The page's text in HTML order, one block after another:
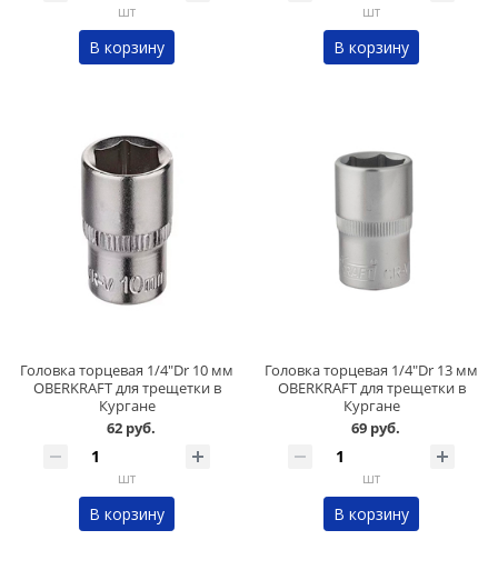
шт
В корзину
шт
В корзину
Головка торцевая 1/4"Dr 10 мм
OBERKRAFT для трещетки в
Кургане
62 руб.
шт
В корзину
Головка торцевая 1/4"Dr 13 мм
OBERKRAFT для трещетки в
Кургане
69 руб.
шт
В корзину